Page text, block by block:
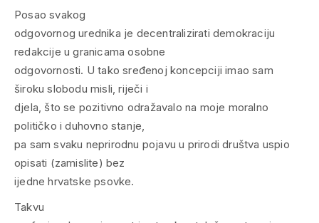
Posao svakog
odgovornog urednika je decentralizirati demokraciju
redakcije u granicama osobne
odgovornosti. U tako sređenoj koncepciji imao sam
široku slobodu misli, riječi i
djela, što se pozitivno odražavalo na moje moralno
političko i duhovno stanje,
pa sam svaku neprirodnu pojavu u prirodi društva uspio
opisati (zamislite) bez
ijedne hrvatske psovke.
Takvu